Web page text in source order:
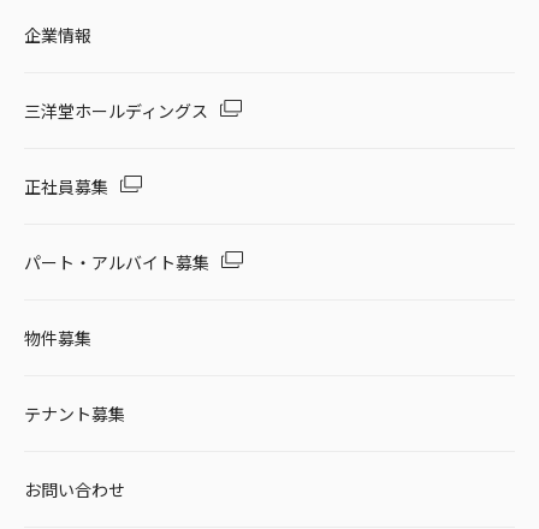
企業情報
三洋堂ホールディングス
正社員募集
パート・アルバイト募集
物件募集
テナント募集
お問い合わせ